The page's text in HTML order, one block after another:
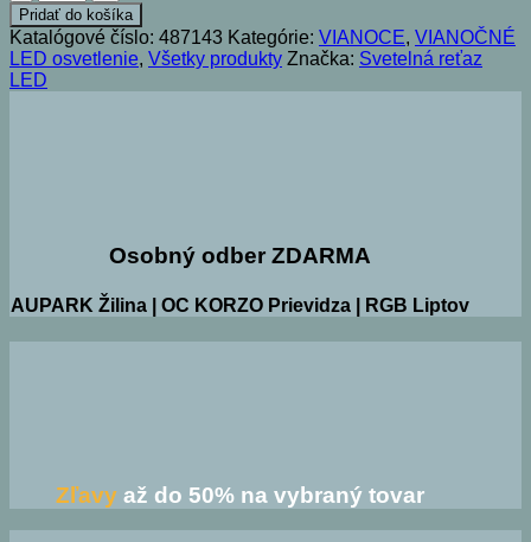
LED
svetelná
reťaz
200
cm
Pridať do košíka
Katalógové číslo: 487143 Kategórie: VIANOCE, VIANOČNÉ
LED osvetlenie, Všetky produkty Značka: Svetelná reťaz
LED
Osobný odber ZDARMA
AUPARK Žilina | OC KORZO Prievidza | RGB Liptov
Zľavyaž do 50% na vybraný tovar